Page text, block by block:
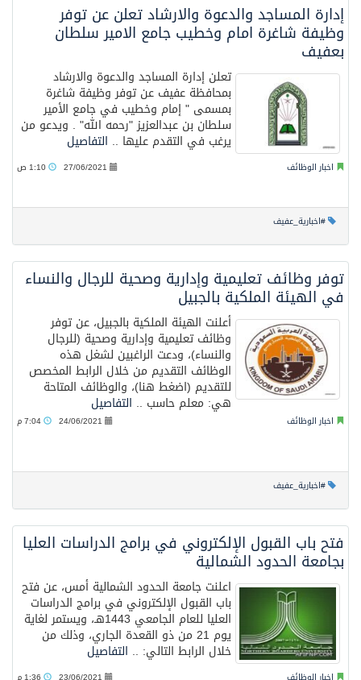
إدارة المساجد والدعوة والارشاد تعلن عن توفر
وظيفة شاغرة امام وخطيب جامع الامير سلطان
بعفيف
تعلن إدارة المساجد والدعوة والارشاد
بمحافظة عفيف عن توفر وظيفة شاغرة
بمسمى " إمام وخطيب في جامع الأمير
سلطان بن عبدالعزيز "رحمه الله" . ويدعو من
يرغب في التقدم عليها .. التفاصيل
اخبار الوظائف 27/06/2021
#اخبارية_عفيف
توفر وظائف تعليمية وإدارية وصحية للرجال والنساء
في الهيئة الملكية بالجبيل
أعلنت الهيئة الملكية بالجبيل، عن توفر
وظائف تعليمية وإدارية وصحية (للرجال
والنساء)، ودعت الراغبين لشغل هذه
الوظائف التقديم من خلال الرابط المخصص
للتقديم (اضغط هنا)، والوظائف المتاحة
هي: معلم حاسب .. التفاصيل
اخبار الوظائف 24/06/2021
#اخبارية_عفيف
فتح باب القبول الإلكتروني في برامج الدراسات العليا
ب‫جامعة الحدود الشمالية
اعلنت جامعة الحدود الشمالية أمس، عن فتح
باب القبول الإلكتروني في برامج الدراسات
العليا للعام الجامعي 1443هـ، ويستمر لغاية
يوم 21 من ذو القعدة الجاري، وذلك من
خلال الرابط التالي: .. التفاصيل